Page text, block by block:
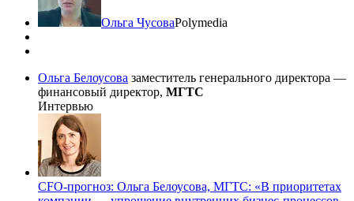
Ольга ЧусоваPolymedia
Ольга Белоусова заместитель генерального директора —
финансовый директор, МГТС
Интервью
CFO-прогноз: Ольга Белоусова, МГТС: «В приоритетах